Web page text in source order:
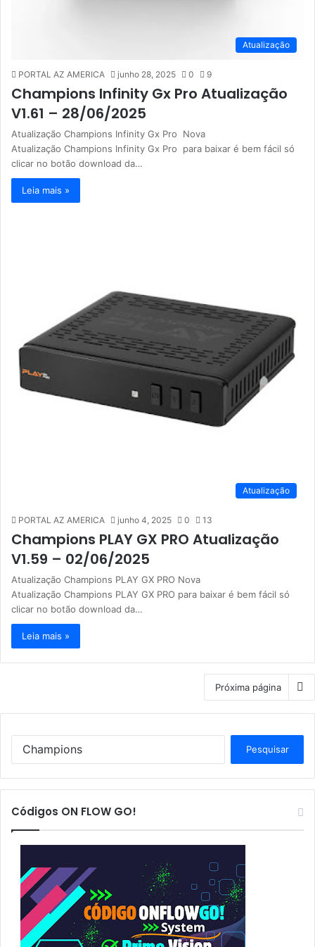
Atualização
PORTAL AZ AMERICA junho 28, 2025 0 9
Champions Infinity Gx Pro Atualização
V1.61 – 28/06/2025
Atualização Champions Infinity Gx Pro Nova
Atualização Champions Infinity Gx Pro para baixar é bem fácil só
clicar no botão download da…
Leia mais »
Atualização
PORTAL AZ AMERICA junho 4, 2025 0 13
Champions PLAY GX PRO Atualização
V1.59 – 02/06/2025
Atualização Champions PLAY GX PRO Nova
Atualização Champions PLAY GX PRO para baixar é bem fácil só
clicar no botão download da…
Leia mais »
Próxima página
s
a
p
o
r
:
Códigos ON FLOW GO!